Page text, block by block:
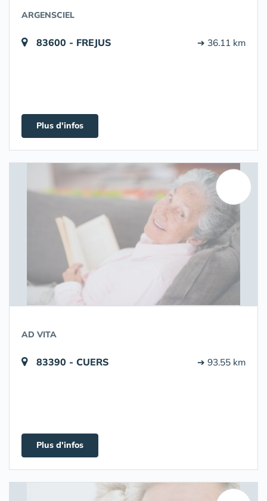
ARGENSCIEL
83600 - FREJUS ➔ 36.11 km
Plus d'infos
AD VITA
83390 - CUERS ➔ 93.55 km
Plus d'infos